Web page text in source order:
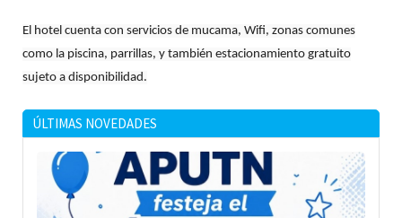
El hotel cuenta con servicios de mucama, Wifi, zonas comunes
como la piscina, parrillas, y también estacionamiento gratuito
sujeto a disponibilidad.
ÚLTIMAS NOVEDADES